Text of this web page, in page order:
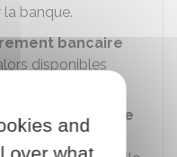
banque.
bancaire
disponibles
bénéficiaire.
intérêts : date
and